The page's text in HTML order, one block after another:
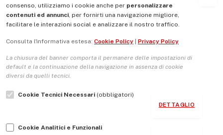
La Nostra Storia
Le Copertine
L’Associazione
Indirizzo Socio Politico Culturale
Guida per le autrici e gli autori
consenso, utilizziamo i cookie anche per personalizzare
contenuti ed annunci, per fornirti una navigazione migliore,
facilitare le interazioni social e analizzare il nostro traffico.
Consulta l'informativa estesa: Cookie Policy Privacy Policy
La chiusura del banner comporta il permanere delle impostazioni di
default e la continuazione della navigazione in assenza di cookie
diversi da quelli tecnici.
Cookie Tecnici Necessari (obbligatori)
DETTAGLIO
Cookie Analitici e Funzionali